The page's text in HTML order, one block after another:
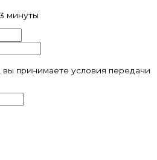
минуты
вы принимаете условия передачи